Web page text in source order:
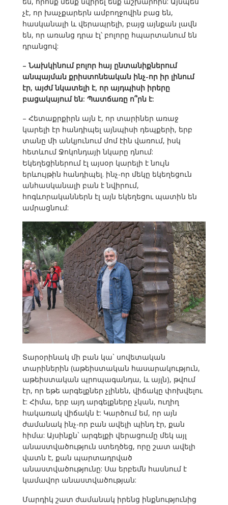
չէ, որ խաչքարերն ամբողջովին բաց են,
հասկանալի և վերապրելի, բայց այնքան լավն
են, որ առանց դրա էլ՝ բոլորը հպարտանում են
դրանցով:
– Նախկինում բոլոր հայ ընտանիքներում
անպայման քրիստոնեական ինչ-որ իր լինում
էր, այժմ նկատելի է, որ այդպիսի իրերը
բացակայում են: Պատճառը ո՞րն է:
– Հետաքրքիրն այն է, որ տարիներ առաջ
կարելի էր հանդիպել այնպիսի դեպքերի, երբ
տանը մի անկյունում մոմ էին վառում, իսկ
հետևում Ջոկոնդայի նկարը դնում:
Եկեղեցիներում էլ այսօր կարելի է նույն
երևույթին հանդիպել. ինչ-որ մեկը եկեղեցուն
անհասկանալի բան է նվիրում,
հոգևորականներն էլ այն եկեղեցու պատին են
ամրացնում:
Տարօրինակ մի բան կա` սովետական
տարիներին (աթեիստական հասարակություն,
աթեիստական պրոպագանդա, և այլն), թվում
էր, որ եթե արգելքներ չլինեն, վիճակը փոխվելու
է: Հիմա, երբ այդ արգելքները չկան, ուղիղ
հակառակ վիճակն է: Կարծում եմ, որ այն
ժամանակ ինչ-որ բան ավելի պինդ էր, քան
հիմա: Այսինքն` արգելքի վերացումը մեկ այլ
անաստվածություն ստեղծեց, որը շատ ավելի
վատն է, քան պարտադրված
անաստվածությունը: Սա երբեմն հասնում է
կամավոր անաստվածության:
Մարդիկ շատ ժամանակ իրենց ինքնությունից